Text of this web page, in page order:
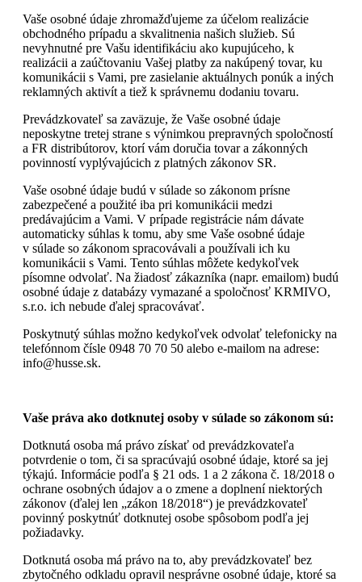
Vaše osobné údaje zhromažďujeme za účelom realizácie
obchodného prípadu a skvalitnenia našich služieb. Sú
nevyhnutné pre Vašu identifikáciu ako kupujúceho, k
realizácii a zaúčtovaniu Vašej platby za nakúpený tovar, ku
komunikácii s Vami, pre zasielanie aktuálnych ponúk a iných
reklamných aktivít a tiež k správnemu dodaniu tovaru.
Prevádzkovateľ sa zaväzuje, že Vaše osobné údaje
neposkytne tretej strane s výnimkou prepravných spoločností
a FR distribútorov, ktorí vám doručia tovar a zákonných
povinností vyplývajúcich z platných zákonov SR.
Vaše osobné údaje budú v súlade so zákonom prísne
zabezpečené a použité iba pri komunikácii medzi
predávajúcim a Vami. V prípade registrácie nám dávate
automaticky súhlas k tomu, aby sme Vaše osobné údaje
v súlade so zákonom spracovávali a používali ich ku
komunikácii s Vami. Tento súhlas môžete kedykoľvek
písomne odvolať. Na žiadosť zákazníka (napr. emailom) budú
osobné údaje z databázy vymazané a spoločnosť KRMIVO,
s.r.o. ich nebude ďalej spracovávať.
Poskytnutý súhlas možno kedykoľvek odvolať telefonicky na
telefónnom čísle 0948 70 70 50 alebo e-mailom na adrese:
info@husse.sk.
Vaše práva ako dotknutej osoby v súlade so zákonom sú:
Dotknutá osoba má právo získať od prevádzkovateľa
potvrdenie o tom, či sa spracúvajú osobné údaje, ktoré sa jej
týkajú. Informácie podľa § 21 ods. 1 a 2 zákona č. 18/2018 o
ochrane osobných údajov a o zmene a doplnení niektorých
zákonov (ďalej len „zákon 18/2018“) je prevádzkovateľ
povinný poskytnúť dotknutej osobe spôsobom podľa jej
požiadavky.
Dotknutá osoba má právo na to, aby prevádzkovateľ bez
zbytočného odkladu opravil nesprávne osobné údaje, ktoré sa